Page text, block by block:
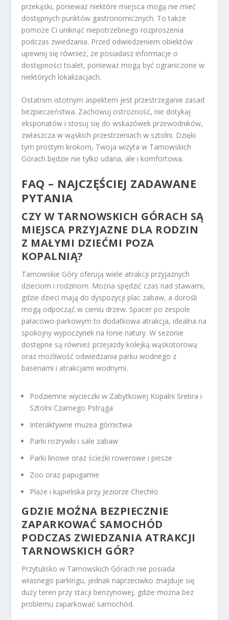
przekąski, ponieważ niektóre miejsca mogą nie mieć
dostępnych punktów gastronomicznych. To także
pomoże Ci uniknąć niepotrzebnego rozproszenia
podczas zwiedzania. Przed odwiedzeniem obiektów
upewnij się również, że posiadasz informacje o
dostępności toalet, ponieważ mogą być ograniczone w
niektórych lokalizacjach.
Ostatnim istotnym aspektem jest przestrzeganie zasad
bezpieczeństwa. Zachowuj ostrożność, nie dotykaj
eksponatów i stosuj się do wskazówek przewodników,
zwłaszcza w wąskich przestrzeniach w sztolni. Dzięki
tym prostym krokom, Twoja wizyta w Tarnowskich
Górach będzie nie tylko udana, ale i komfortowa.
FAQ – NAJCZĘŚCIEJ ZADAWANE
PYTANIA
CZY W TARNOWSKICH GÓRACH SĄ
MIEJSCA PRZYJAZNE DLA RODZIN
Z MAŁYMI DZIEĆMI POZA
KOPALNIĄ?
Tarnowskie Góry oferują wiele atrakcji przyjaznych
dzieciom i rodzinom. Można spędzić czas nad stawami,
gdzie dzieci mają do dyspozycji plac zabaw, a dorośli
mogą odpocząć w cieniu drzew. Spacer po zespole
pałacowo-parkowym to dodatkowa atrakcja, idealna na
spokojny wypoczynek na łonie natury. W sezonie
dostępne są również przejazdy kolejką wąskotorową
oraz możliwość odwiedzania parku wodnego z
basenami i atrakcjami wodnymi.
Podziemne wycieczki w Zabytkowej Kopalni Srebra i
Sztolni Czarnego Pstrąga
Interaktywne muzea górnictwa
Parki rozrywki i sale zabaw
Parki linowe oraz ścieżki rowerowe i piesze
Zoo oraz papugarnie
Plaże i kąpieliska przy Jeziorze Chechło
GDZIE MOŻNA BEZPIECZNIE
ZAPARKOWAĆ SAMOCHÓD
PODCZAS ZWIEDZANIA ATRAKCJI
TARNOWSKICH GÓR?
Przytulisko w Tarnowskich Górach nie posiada
własnego parkingu, jednak naprzeciwko znajduje się
duży teren przy stacji benzynowej, gdzie można bez
problemu zaparkować samochód.